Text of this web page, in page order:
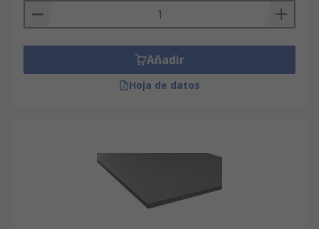
Añadir
Hoja de datos